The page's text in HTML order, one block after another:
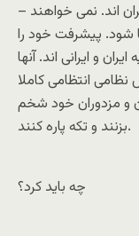
– اعراب منطقه واقعا و در عمل دنبال تجزیه ایران اند. نمی خواهند
دیگر احیا شود. پیشرفت خود را
رژیم علیه ایران و ایرانی اند. آنها
انتظامی کاملا
و مزدوران خود شخم
بزنند و تکه پاره کنند.
چه باید کرد؟